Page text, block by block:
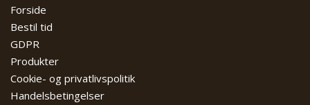
Forside
Bestil tid
GDPR
Produkter
Cookie- og privatlivspolitik
Handelsbetingelser